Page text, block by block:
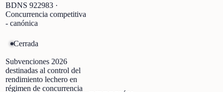
BDNS 922983 ·
Concurrencia competitiva
- canónica
Cerrada
Subvenciones 2026
destinadas al control del
rendimiento lechero en
régimen de concurrencia